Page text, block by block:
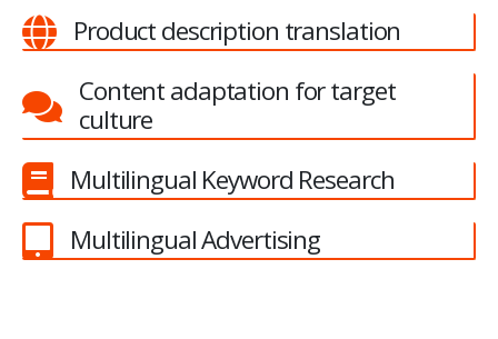
Product description translation
Content adaptation for target
culture
Multilingual Keyword Research
Multilingual Advertising